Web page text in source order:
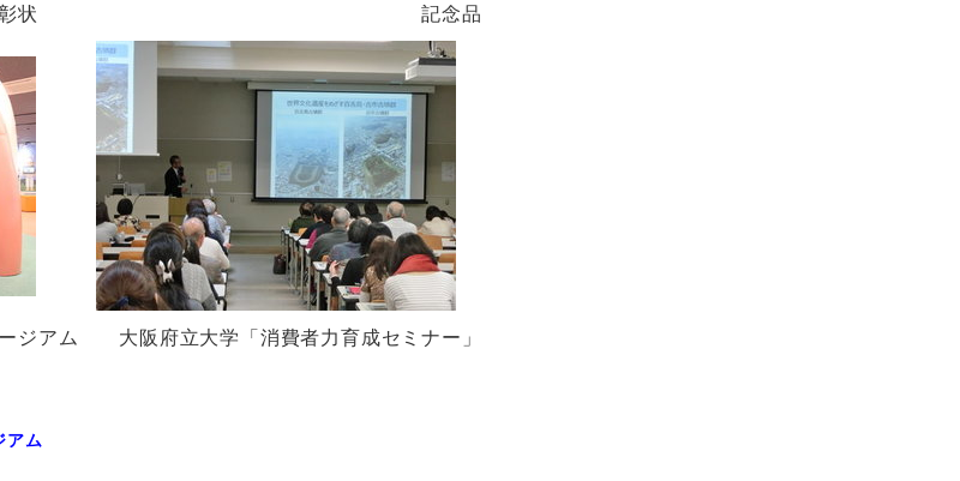
記念品
ジアム 大阪府立大学「消費者力育成セミナー」
アム